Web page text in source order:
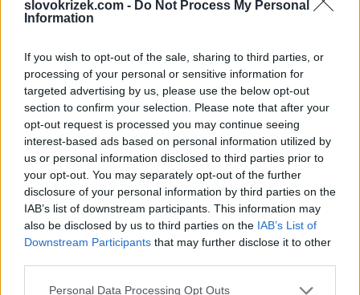
slovokrizek.com - Do Not Process My Personal
Information
If you wish to opt-out of the sale, sharing to third parties, or
processing of your personal or sensitive information for
targeted advertising by us, please use the below opt-out
section to confirm your selection. Please note that after your
opt-out request is processed you may continue seeing
interest-based ads based on personal information utilized by
us or personal information disclosed to third parties prior to
your opt-out. You may separately opt-out of the further
disclosure of your personal information by third parties on the
IAB’s list of downstream participants. This information may
also be disclosed by us to third parties on the IAB’s List of
Downstream Participants that may further disclose it to other
Personal Data Processing Opt Outs